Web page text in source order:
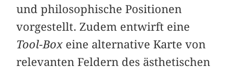
und philosophische Positionen
vorgestellt. Zudem entwirft eine
Tool-Box eine alternative Karte von
relevanten Feldern des ästhetischen